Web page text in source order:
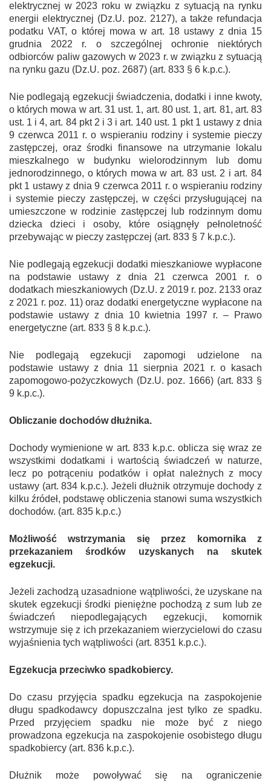
elektrycznej w 2023 roku w związku z sytuacją na rynku
energii elektrycznej (Dz.U. poz. 2127), a także refundacja
podatku VAT, o której mowa w art. 18 ustawy z dnia 15
grudnia 2022 r. o szczególnej ochronie niektórych
odbiorców paliw gazowych w 2023 r. w związku z sytuacją
na rynku gazu (Dz.U. poz. 2687) (art. 833 § 6 k.p.c.).
Nie podlegają egzekucji świadczenia, dodatki i inne kwoty,
o których mowa w art. 31 ust. 1, art. 80 ust. 1, art. 81, art. 83
ust. 1 i 4, art. 84 pkt 2 i 3 i art. 140 ust. 1 pkt 1 ustawy z dnia
9 czerwca 2011 r. o wspieraniu rodziny i systemie pieczy
zastępczej, oraz środki finansowe na utrzymanie lokalu
mieszkalnego w budynku wielorodzinnym lub domu
jednorodzinnego, o których mowa w art. 83 ust. 2 i art. 84
pkt 1 ustawy z dnia 9 czerwca 2011 r. o wspieraniu rodziny
i systemie pieczy zastępczej, w części przysługującej na
umieszczone w rodzinie zastępczej lub rodzinnym domu
dziecka dzieci i osoby, które osiągnęły pełnoletność
przebywając w pieczy zastępczej (art. 833 § 7 k.p.c.).
Nie podlegają egzekucji dodatki mieszkaniowe wypłacone
na podstawie ustawy z dnia 21 czerwca 2001 r. o
dodatkach mieszkaniowych (Dz.U. z 2019 r. poz. 2133 oraz
z 2021 r. poz. 11) oraz dodatki energetyczne wypłacone na
podstawie ustawy z dnia 10 kwietnia 1997 r. – Prawo
energetyczne (art. 833 § 8 k.p.c.).
Nie podlegają egzekucji zapomogi udzielone na
podstawie ustawy z dnia 11 sierpnia 2021 r. o kasach
zapomogowo-pożyczkowych (Dz.U. poz. 1666) (art. 833 §
9 k.p.c.).
Obliczanie dochodów dłużnika.
Dochody wymienione w art. 833 k.p.c. oblicza się wraz ze
wszystkimi dodatkami i wartością świadczeń w naturze,
lecz po potrąceniu podatków i opłat należnych z mocy
ustawy (art. 834 k.p.c.). Jeżeli dłużnik otrzymuje dochody z
kilku źródeł, podstawę obliczenia stanowi suma wszystkich
dochodów. (art. 835 k.p.c.)
Możliwość wstrzymania się przez komornika z
przekazaniem środków uzyskanych na skutek
egzekucji.
Jeżeli zachodzą uzasadnione wątpliwości, że uzyskane na
skutek egzekucji środki pieniężne pochodzą z sum lub ze
świadczeń niepodlegających egzekucji, komornik
wstrzymuje się z ich przekazaniem wierzycielowi do czasu
wyjaśnienia tych wątpliwości (art. 8351 k.p.c.).
Egzekucja przeciwko spadkobiercy.
Do czasu przyjęcia spadku egzekucja na zaspokojenie
długu spadkodawcy dopuszczalna jest tylko ze spadku.
Przed przyjęciem spadku nie może być z niego
prowadzona egzekucja na zaspokojenie osobistego długu
spadkobiercy (art. 836 k.p.c.).
Dłużnik może powoływać się na ograniczenie
Zaloguj się
Login:
Hasło: